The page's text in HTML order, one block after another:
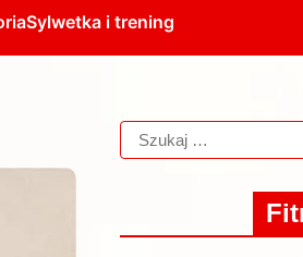
Sylwetka i trening